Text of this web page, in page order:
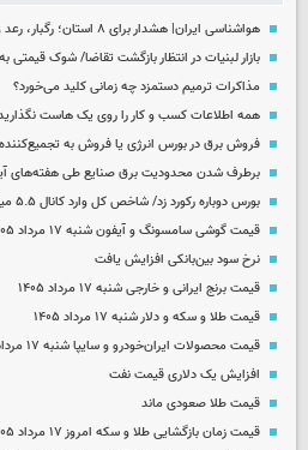
هواشناسی ایران| هشدار برای ۸ استان؛ رگبار، رعد و برق و گرد و خاک در راه است
بازار لبنیات در انتظار بازگشت تقاضا/ شوک
مذاکرات ترمیم دستمزد چه زمانی کلید می‌خورد؟
همه اطلاعات کسب‌ و کار را روی یک هاست
فروش برق در بورس انرژی یا فروش به تجمیع‌کننده؟
برطرف شدن محدودیت‌ برق صنایع طی هفته‌های
بورس دوباره رکورد زد/ شاخص کل وارد کانال ۵.۵ میلیون واحد شد
قیمت گوشی سامسونگ و آیفون شنبه ۱۷ مرداد ۱۴۰۵
نرخ سود بین‌بانکی افزایش یافت
قیمت برنج ایرانی و خارجی شنبه ۱۷ مرداد ۱۴۰۵
قیمت طلا و سکه و دلار شنبه ۱۷ مرداد ۱۴۰۵
قیمت محصولات ایران‌خودرو و سایپا شنبه ۱۷ مرداد ۱۴۰۵
افزایش یک دلاری قیمت نفت
قیمت طلا صعودی ماند
قیمت زمان بازگشایی طلا و سکه امروز ۱۷ مرداد ۱۴۰۵